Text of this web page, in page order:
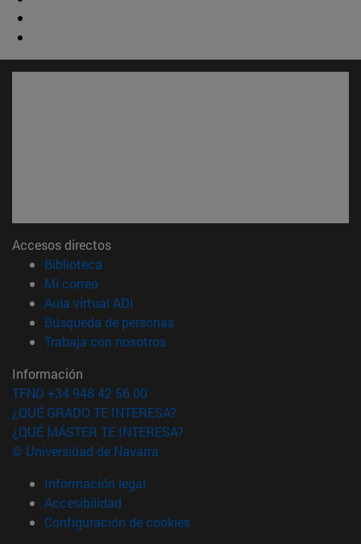
Accesos directos
Biblioteca
Mi correo(abre en nueva ventana)
Aula virtual ADI
Búsqueda de personas(abre en nueva ventana)
Trabaja con nosotros(abre en nueva ventana)
Información
TFNO +34 948 42 56 00
¿QUÉ GRADO TE INTERESA?
¿QUÉ MÁSTER TE INTERESA?
© Universidad de Navarra
Información legal
Accesibilidad
Configuración de cookies